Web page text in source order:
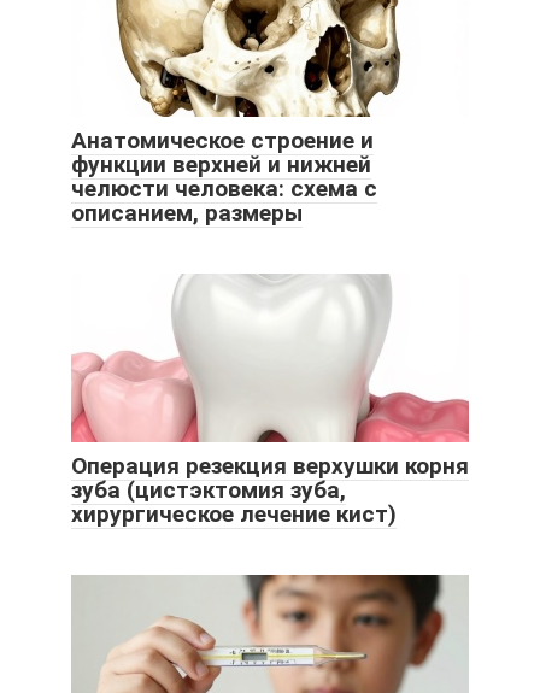
Анатомическое строение и
функции верхней и нижней
челюсти человека: схема с
описанием, размеры
Операция резекция верхушки корня
зуба (цистэктомия зуба,
хирургическое лечение кист)